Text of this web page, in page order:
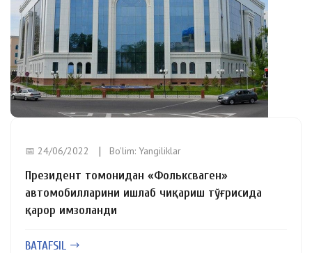
📅 24/06/2022 Bo'lim: Yangiliklar
Президент томонидан «Фольксваген»
автомобилларини ишлаб чиқариш тўғрисида
қарор имзоланди
BATAFSIL